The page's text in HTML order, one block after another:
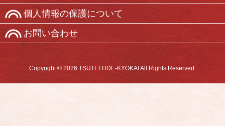
個人情報の保護について
お問い合わせ
Copyright © 2026 TSUTEFUDE-KYOKAI All Rights Reserved.